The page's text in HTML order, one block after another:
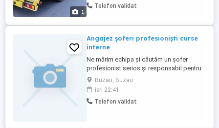
1
Telefon validat
Angajez șoferi profesioniști curse
interne
Ne mărim echipa și căutăm un șofer
profesionist serios și responsabil pentru
transport intern de marfă. Cerințe: Permis
de conducere categoria C+E Atestat
profesional transport marfă (CPC) Card
tahograf valabil Experiență minimă în
Buzau, Buzau
ieri 22:41
Telefon validat